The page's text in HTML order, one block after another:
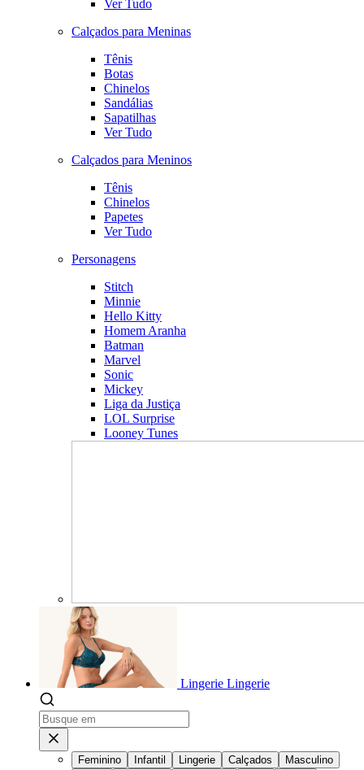
Ver Tudo
Calçados para Meninas
Tênis
Botas
Chinelos
Sandálias
Sapatilhas
Ver Tudo
Calçados para Meninos
Tênis
Chinelos
Papetes
Ver Tudo
Personagens
Stitch
Minnie
Hello Kitty
Homem Aranha
Batman
Marvel
Sonic
Mickey
Liga da Justiça
LOL Surprise
Looney Tunes
Lingerie Lingerie
Feminino Infantil Lingerie Calçados
Masculino